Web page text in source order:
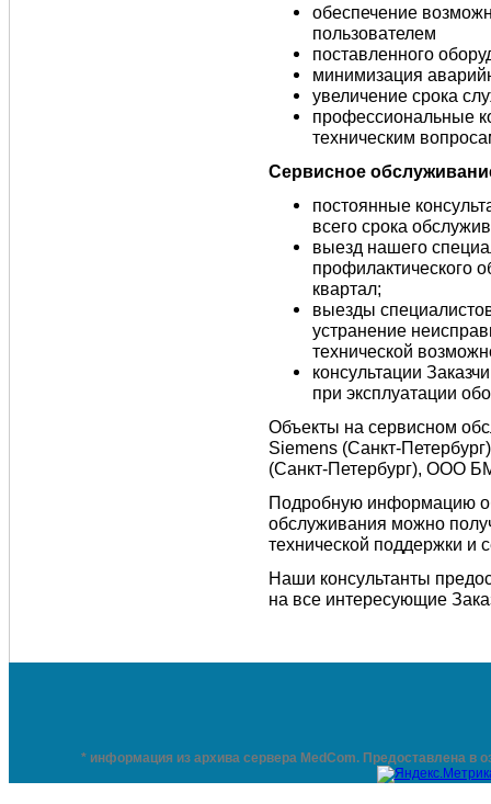
обеспечение
пользователем
поставленного
минимизация
увеличение срока
профессиональные
техническим
Сервисное
постоянные
всего срока
выезд нашего
профилактического
квартал;
выезды
устранение
технической
консультации
при эксплуатации
Объекты на сервисном
Siemens (Санкт-
(Санкт-Петербург), ООО
Подробную информацию
обслуживания можно
технической поддержки и
Наши консультанты
на все интересующие
* информация из архива сервера MedCom. Предоставлена в